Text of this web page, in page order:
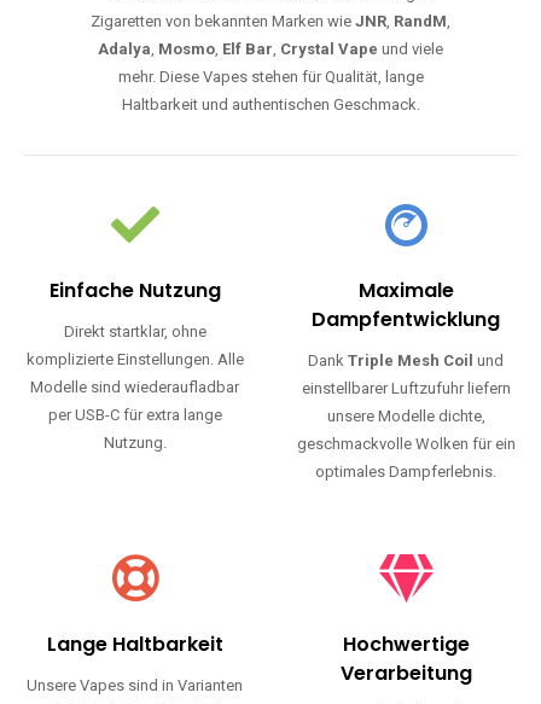
Zigaretten von bekannten Marken wie JNR, RandM,
Adalya, Mosmo, Elf Bar, Crystal Vape und viele
mehr. Diese Vapes stehen für Qualität, lange
Haltbarkeit und authentischen Geschmack.
Einfache Nutzung
Direkt startklar, ohne
komplizierte Einstellungen. Alle
Modelle sind wiederaufladbar
per USB-C für extra lange
Nutzung.
Maximale
Dampfentwicklung
DankTriple Mesh Coil und
einstellbarer Luftzufuhr liefern
unsere Modelle dichte,
geschmackvolle Wolken für ein
optimales Dampferlebnis.
Lange Haltbarkeit
Unsere Vapes sind in Varianten
Hochwertige
Verarbeitung